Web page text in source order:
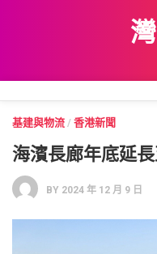
基建與物流 / 香港新聞
海濱長廊年底延
BY 2024 年 12 月 9 日